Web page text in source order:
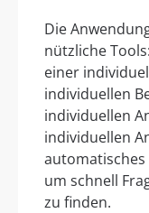
Die
nützliche
einer
individuellen
individuellen
individuellen
automatisches
um schnell
zu finden.